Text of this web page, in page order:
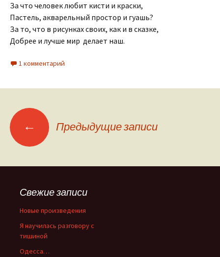
За что человек любит кисти и краски,
Пастель, акварельный простор и гуашь?
За то, что в рисунках своих, как и в сказке,
Добрее и лучше мир делает наш.
1 комментарий
Навигация
по
записям
← Предыдущие записи
Свежие записи
Новые произведения
Я научилась разговору с
тишиной
Одесса…